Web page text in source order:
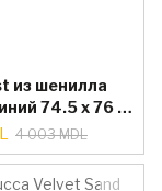
из шенилла
74.5 x 76 x
4 003 MDL